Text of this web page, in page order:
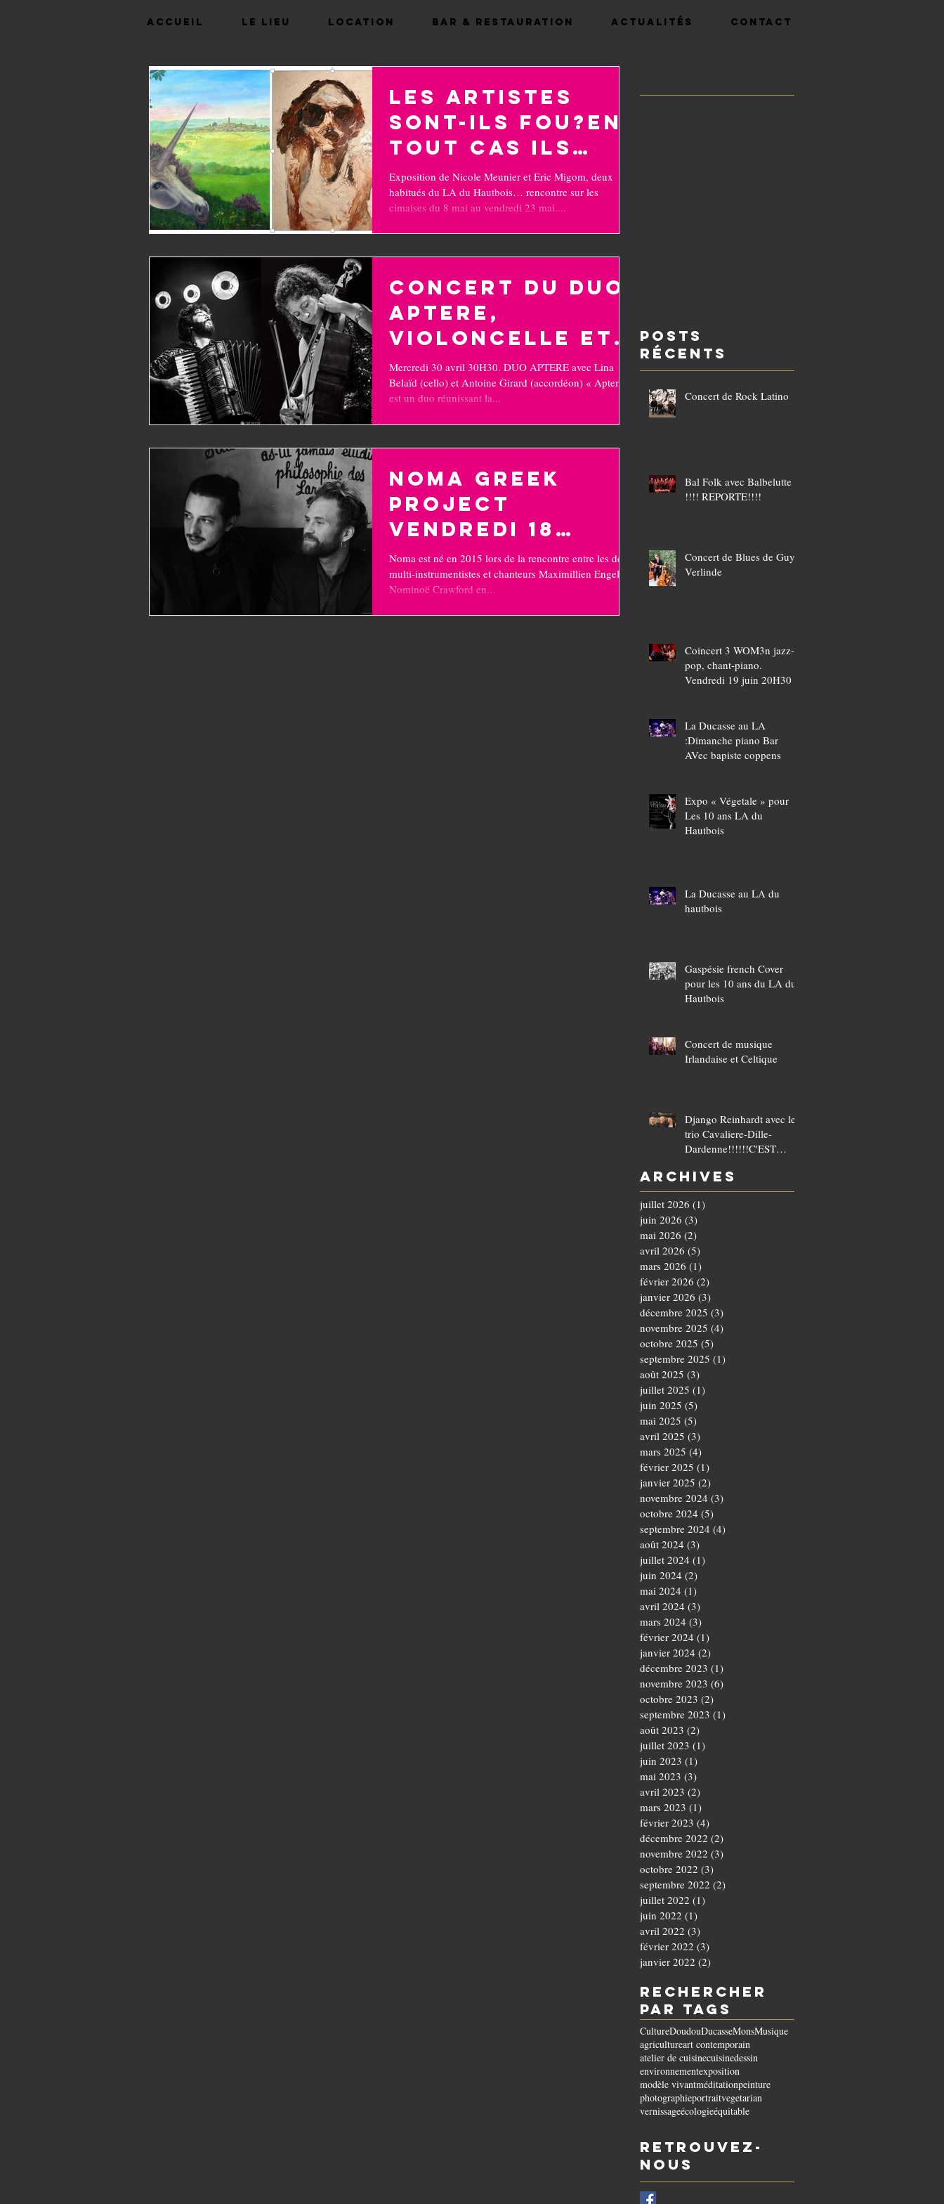
Accueil Le lieu Location Bar & Restauration Actualités Contact
les artistes
sont-ils fou?En
tout cas ils
sont montois au
LA du Hautbois
Exposition de Nicole Meunier et Eric Migom, deux
habitués du LA du Hautbois… rencontre sur les
cimaises du 8 mai au vendredi 23 mai....
Concert du duo
Aptere,
violoncelle et
accordéon
Mercredi 30 avril 30H30. DUO APTERE avec Lina
Belaïd (cello) et Antoine Girard (accordéon) « Aptere
est un duo réunissant la...
Noma Greek
Project
vendredi 18
avril 20H30
Noma est né en 2015 lors de la rencontre entre les deux
multi-instrumentistes et chanteurs Maximillien Engels et
Nominoë Crawford en...
POSTS
Récents
Concert de Rock Latino
Bal Folk avec Balbelutte
!!!! REPORTE!!!!
Concert de Blues de Guy
Verlinde
Coincert 3 WOM3n jazz-
pop, chant-piano.
Vendredi 19 juin 20H30
La Ducasse au LA
:Dimanche piano Bar
AVec bapiste coppens
Expo « Végetale » pour
Les 10 ans LA du
Hautbois
La Ducasse au LA du
hautbois
Gaspésie french Cover
pour les 10 ans du LA du
Hautbois
Concert de musique
Irlandaise et Celtique
Django Reinhardt avec le
trio Cavaliere-Dille-
Dardenne!!!!!!C'EST
Archives
juillet 2026 (1)
juin 2026 (3)
mai 2026 (2)
avril 2026 (5)
mars 2026 (1)
février 2026 (2)
janvier 2026 (3)
décembre 2025 (3)
novembre 2025 (4)
octobre 2025 (5)
septembre 2025 (1)
août 2025 (3)
juillet 2025 (1)
juin 2025 (5)
mai 2025 (5)
avril 2025 (3)
mars 2025 (4)
février 2025 (1)
janvier 2025 (2)
novembre 2024 (3)
octobre 2024 (5)
septembre 2024 (4)
août 2024 (3)
juillet 2024 (1)
juin 2024 (2)
mai 2024 (1)
avril 2024 (3)
mars 2024 (3)
février 2024 (1)
janvier 2024 (2)
décembre 2023 (1)
novembre 2023 (6)
octobre 2023 (2)
septembre 2023 (1)
août 2023 (2)
juillet 2023 (1)
juin 2023 (1)
mai 2023 (3)
avril 2023 (2)
mars 2023 (1)
février 2023 (4)
décembre 2022 (2)
novembre 2022 (3)
octobre 2022 (3)
septembre 2022 (2)
juillet 2022 (1)
juin 2022 (1)
avril 2022 (3)
février 2022 (3)
janvier 2022 (2)
Rechercher
par Tags
CultureDoudouDucasseMonsMusique
agricultureart contemporain
atelier de cuisinecuisinedessin
environnementexposition
modèle vivantméditationpeinture
photographieportraitvegetarian
vernissageécologieéquitable
Retrouvez-
nous